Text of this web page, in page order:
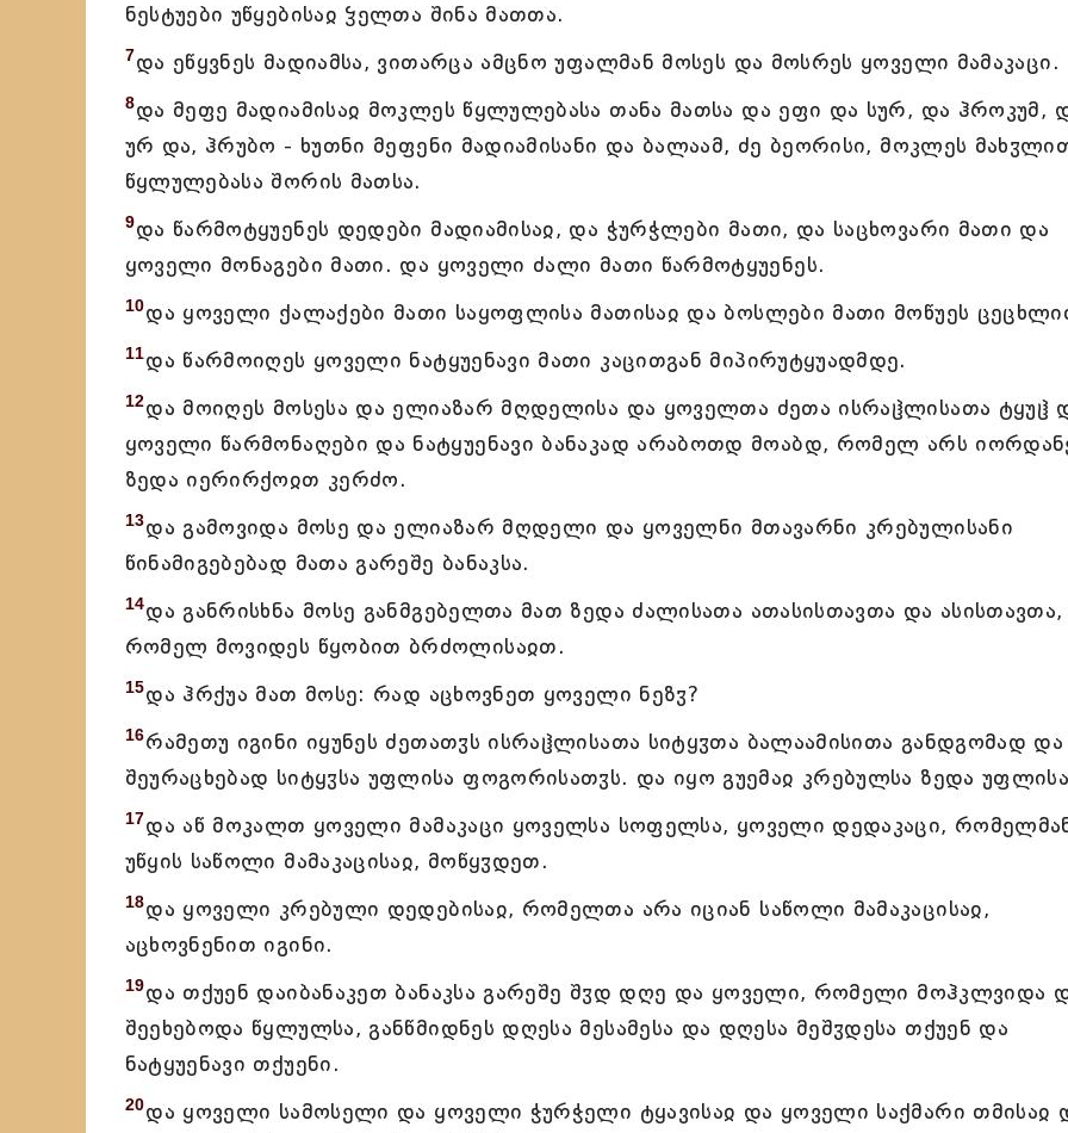
ნესტუები უწყებისაჲ ჴელთა შინა მათთა.
7და ეწყვნეს მადიამსა, ვითარცა ამცნო უფალმან მოსეს და მოსრეს ყოველი მამაკაცი.
8და მეფე მადიამისაჲ მოკლეს წყლულებასა თანა მათსა და ეფი და სურ, და ჰროკუმ,
ურ და, ჰრუბო - ხუთნი მეფენი მადიამისანი და ბალაამ, ძე ბეორისი, მოკლეს
წყლულებასა შორის მათსა.
9და წარმოტყუენეს დედები მადიამისაჲ, და ჭურჭლები მათი, და საცხოვარი მათი და
ყოველი მონაგები მათი. და ყოველი ძალი მათი წარმოტყუენეს.
10და ყოველი ქალაქები მათი საყოფლისა მათისაჲ და ბოსლები მათი მოწუეს
11და წარმოიღეს ყოველი ნატყუენავი მათი კაცითგან მიპირუტყუადმდე.
12და მოიღეს მოსესა და ელიაზარ მღდელისა და ყოველთა ძეთა ისრაჱლისათა ტყუჱ
ყოველი წარმონაღები და ნატყუენავი ბანაკად არაბოთდ მოაბდ, რომელ არს
ზედა იერირქოჲთ კერძო.
13და გამოვიდა მოსე და ელიაზარ მღდელი და ყოველნი მთავარნი კრებულისანი
წინამიგებებად მათა გარეშე ბანაკსა.
14და განრისხნა მოსე განმგებელთა მათ ზედა ძალისათა ათასისთავთა და ასისთავთა,
რომელ მოვიდეს წყობით ბრძოლისაჲთ.
15და ჰრქუა მათ მოსე: რად აცხოვნეთ ყოველი ნეზჳ?
16რამეთუ იგინი იყუნეს ძეთათჳს ისრაჱლისათა სიტყჳთა ბალაამისითა განდგომად და
შეურაცხებად სიტყჳსა უფლისა ფოგორისათჳს. და იყო გუემაჲ კრებულსა ზედა
17და აწ მოკალთ ყოველი მამაკაცი ყოველსა სოფელსა, ყოველი დედაკაცი,
უწყის საწოლი მამაკაცისაჲ, მოწყჳდეთ.
18და ყოველი კრებული დედებისაჲ, რომელთა არა იციან საწოლი მამაკაცისაჲ,
აცხოვნენით იგინი.
19და თქუენ დაიბანაკეთ ბანაკსა გარეშე შჳდ დღე და ყოველი, რომელი მოჰკლვიდა
შეეხებოდა წყლულსა, განწმიდნეს დღესა მესამესა და დღესა მეშჳდესა თქუენ და
ნატყუენავი თქუენი.
20და ყოველი სამოსელი და ყოველი ჭურჭელი ტყავისაჲ და ყოველი საქმარი თმისაჲ